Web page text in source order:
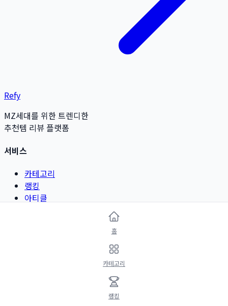
Refy
MZ세대를 위한 트렌디한
추천템 리뷰 플랫폼
서비스
카테고리
랭킹
아티클
홈
카테고리
랭킹